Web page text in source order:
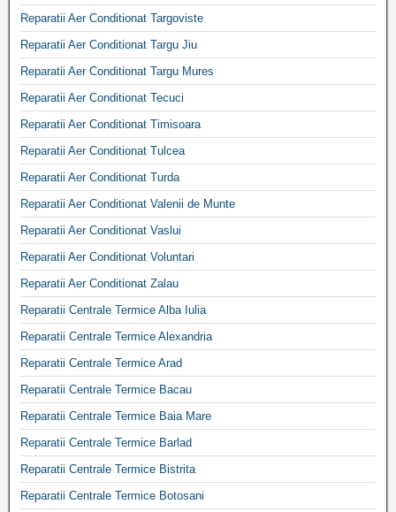
Reparatii Aer Conditionat Targoviste
Reparatii Aer Conditionat Targu Jiu
Reparatii Aer Conditionat Targu Mures
Reparatii Aer Conditionat Tecuci
Reparatii Aer Conditionat Timisoara
Reparatii Aer Conditionat Tulcea
Reparatii Aer Conditionat Turda
Reparatii Aer Conditionat Valenii de Munte
Reparatii Aer Conditionat Vaslui
Reparatii Aer Conditionat Voluntari
Reparatii Aer Conditionat Zalau
Reparatii Centrale Termice Alba Iulia
Reparatii Centrale Termice Alexandria
Reparatii Centrale Termice Arad
Reparatii Centrale Termice Bacau
Reparatii Centrale Termice Baia Mare
Reparatii Centrale Termice Barlad
Reparatii Centrale Termice Bistrita
Reparatii Centrale Termice Botosani